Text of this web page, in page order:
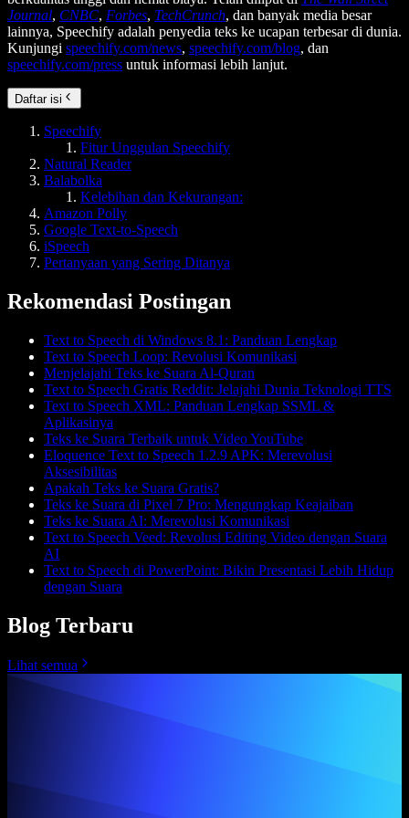
Journal, CNBC, Forbes, TechCrunch, dan banyak media besar
lainnya, Speechify adalah penyedia teks ke ucapan terbesar di dunia.
Kunjungi speechify.com/news, speechify.com/blog, dan
speechify.com/press untuk informasi lebih lanjut.
Daftar isi
Speechify
Fitur Unggulan Speechify
Natural Reader
Balabolka
Kelebihan dan Kekurangan:
Amazon Polly
Google Text-to-Speech
iSpeech
Pertanyaan yang Sering Ditanya
Rekomendasi Postingan
Text to Speech di Windows 8.1: Panduan Lengkap
Text to Speech Loop: Revolusi Komunikasi
Menjelajahi Teks ke Suara Al-Quran
Text to Speech Gratis Reddit: Jelajahi Dunia Teknologi TTS
Text to Speech XML: Panduan Lengkap SSML &
Aplikasinya
Teks ke Suara Terbaik untuk Video YouTube
Eloquence Text to Speech 1.2.9 APK: Merevolusi
Aksesibilitas
Apakah Teks ke Suara Gratis?
Teks ke Suara di Pixel 7 Pro: Mengungkap Keajaiban
Teks ke Suara AI: Merevolusi Komunikasi
Text to Speech Veed: Revolusi Editing Video dengan Suara
AI
Text to Speech di PowerPoint: Bikin Presentasi Lebih Hidup
dengan Suara
Blog Terbaru
Lihat semua